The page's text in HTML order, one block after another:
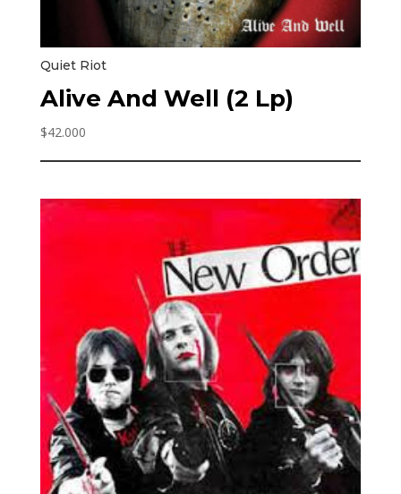
Quiet Riot
Alive And Well (2 Lp)
$42.000